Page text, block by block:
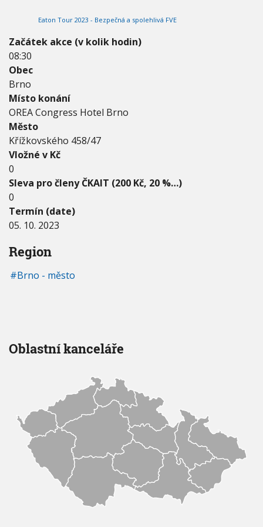
E
3
-
0
5
.
1
0
.
2
0
2
3
Eaton Tour 2023 - Bezpečná a spolehlivá FVE
Začátek akce (v kolik hodin)
08:30
Obec
Brno
Místo konání
OREA Congress Hotel Brno
Město
Křížkovského 458/47
Vložné v Kč
0
Sleva pro členy ČKAIT (200 Kč, 20 %…)
0
Termín (date)
05. 10. 2023
Region
Brno - město
Oblastní kanceláře